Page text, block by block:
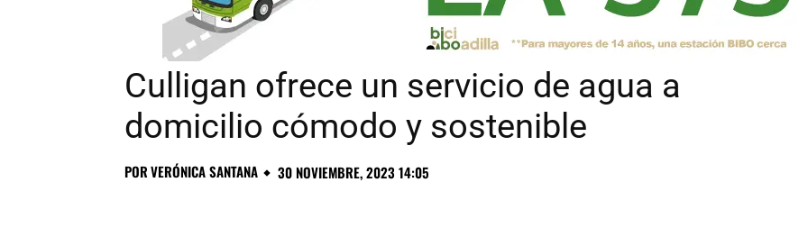
Culligan ofrece un servicio de agua a
domicilio cómodo y sostenible
PORVERÓNICA SANTANA 30 NOVIEMBRE, 2023 14:05